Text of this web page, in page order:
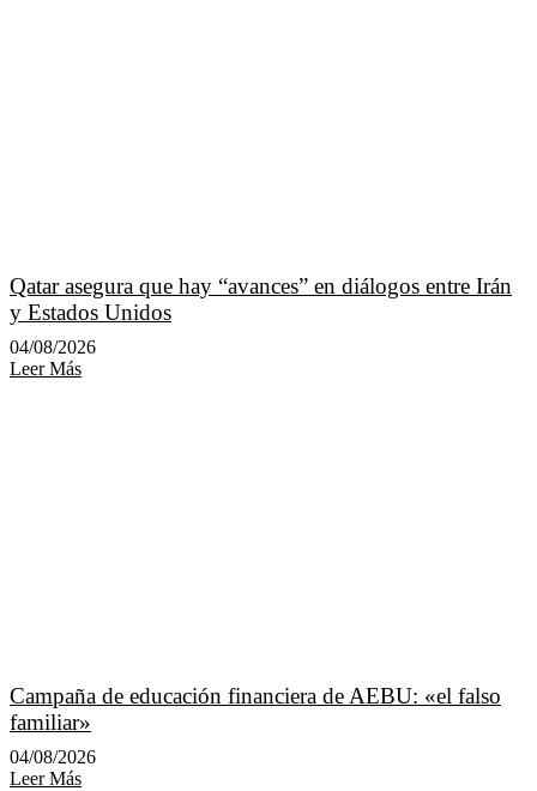
Qatar asegura que hay “avances” en diálogos entre Irán
y Estados Unidos
04/08/2026
Leer Más
Campaña de educación financiera de AEBU: «el falso
familiar»
04/08/2026
Leer Más